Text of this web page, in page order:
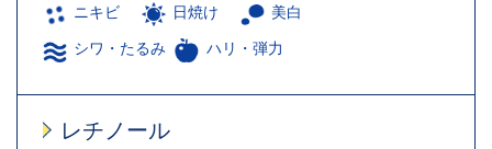
ニキビ 日焼け 美白
シワ・たるみ ハリ・弾力
レチノール